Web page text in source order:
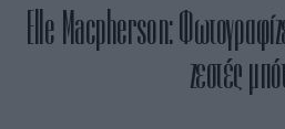
Elle Macpherson:
ζεστές